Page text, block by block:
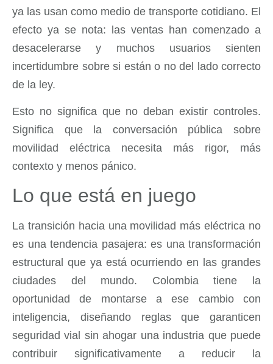
ya las usan como medio de transporte cotidiano. El
efecto ya se nota: las ventas han comenzado a
desacelerarse y muchos usuarios sienten
incertidumbre sobre si están o no del lado correcto
de la ley.
Esto no significa que no deban existir controles.
Significa que la conversación pública sobre
movilidad eléctrica necesita más rigor, más
contexto y menos pánico.
Lo que está en juego
La transición hacia una movilidad más eléctrica no
es una tendencia pasajera: es una transformación
estructural que ya está ocurriendo en las grandes
ciudades del mundo. Colombia tiene la
oportunidad de montarse a ese cambio con
inteligencia, diseñando reglas que garanticen
seguridad vial sin ahogar una industria que puede
contribuir significativamente a reducir la